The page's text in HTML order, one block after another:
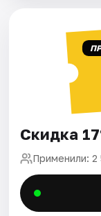
Скидка
Применили: 2